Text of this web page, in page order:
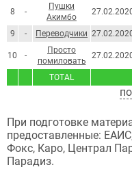
TOTAL
8 -
Пушки
Акимбо
9 - Переводчики
10 -
Просто
помиловать
При подготовке
предоставленные:
Фокс, Каро, Централ
Парадиз.